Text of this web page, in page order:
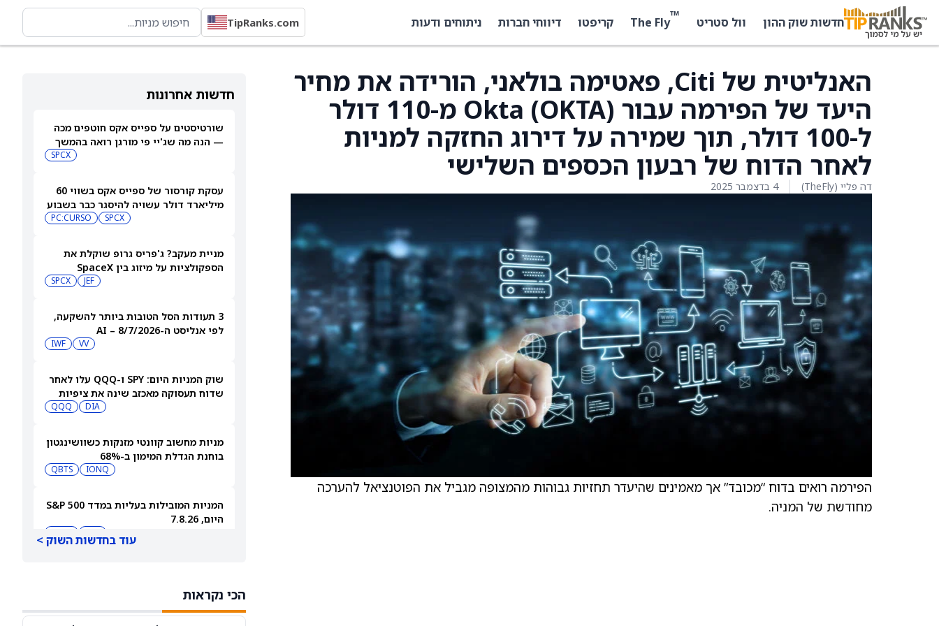
חדשות שוק ההון וול סטריט ™
The Fly קריפטו דיווחי חברות ניתוחים ודעות TipRanks.com
חדשות אחרונות
שורטיסטים על ספייס אקס חוטפים מכה
— הנה מה שג'יי פי מורגן רואה בהמשך
SPCX
עסקת קורסור של ספייס אקס בשווי 60
מיליארד דולר עשויה להיסגר כבר בשבוע
SPCX
PC:CURSO
מניית מעקב? ג'פריס גרופ שוקלת את
הספקולציות על מיזוג בין SpaceX
JEF
SPCX
3 תעודות הסל הטובות ביותר להשקעה,
לפי אנליסט ה-AI – 8/7/2026
VV
IWF
שוק המניות היום: SPY ו-QQQ עלו לאחר
שדוח תעסוקה מאכזב שינה את ציפיות
DIA
QQQ
מניות מחשוב קוונטי מזנקות כשוושינגטון
בוחנת הגדלת המימון ב-68%
IONQ
QBTS
המניות המובילות בעליות במדד S&P 500
היום, 7.8.26
(NASDAQ:PSKY) עלתה בכל זאת
עוד בחדשות השוק >
הכי נקראות
האנליטית של Citi, פאטימה בולאני, הורידה את מחיר
היעד של הפירמה עבור Okta (OKTA) מ-110 דולר
ל-100 דולר, תוך שמירה על דירוג החזקה למניות
לאחר הדוח של רבעון הכספים השלישי
דה פליי (TheFly) 4 בדצמבר 2025
הפירמה רואים בדוח “מכובד” אך מאמינים שהיעדר תחזיות גבוהות מהמצופה מגביל את הפוטנציאל להערכה
מחודשת של המניה.